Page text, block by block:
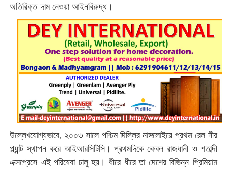
অতিরিক্ত দাম নেওয়া আইনবিরুদ্ধ।
উল্লেখযোগ্যভাবে, ২০০৩ সালে পশ্চিম দিল্লির নাঙ্গলোইয়ে প্রথম রেল নীর
প্ল্যান্ট স্থাপন করে আইআরসিটিসি। প্রথমদিকে কেবল রাজধানী ও শতাব্দী
এক্সপ্রেসে এই পরিষেবা চালু হয়। ধীরে ধীরে তা দেশের বিভিন্ন প্রিমিয়াম